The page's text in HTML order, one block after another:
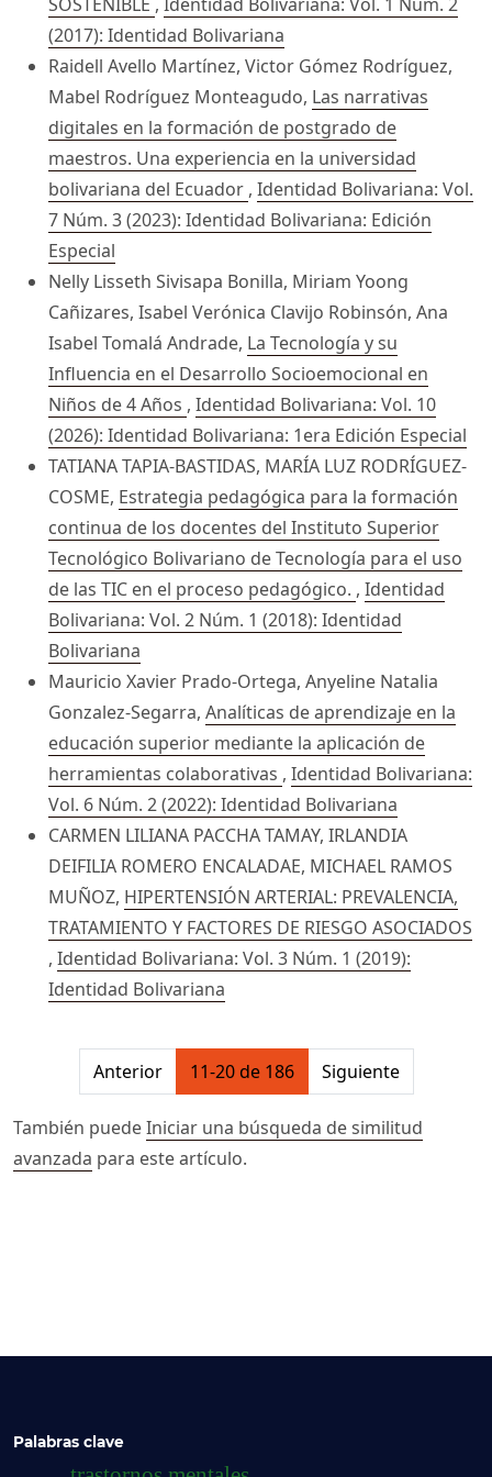
(2017): Identidad Bolivariana
Raidell Avello Martínez, Victor Gómez Rodríguez,
Mabel Rodríguez Monteagudo, Las narrativas
digitales en la formación de postgrado de
maestros. Una experiencia en la universidad
bolivariana del Ecuador , Identidad Bolivariana: Vol.
7 Núm. 3 (2023): Identidad Bolivariana: Edición
Especial
Nelly Lisseth Sivisapa Bonilla, Miriam Yoong
Cañizares, Isabel Verónica Clavijo Robinsón, Ana
Isabel Tomalá Andrade, La Tecnología y su
Influencia en el Desarrollo Socioemocional en
Niños de 4 Años , Identidad Bolivariana: Vol. 10
(2026): Identidad Bolivariana: 1era Edición Especial
TATIANA TAPIA-BASTIDAS, MARÍA LUZ RODRÍGUEZ-
COSME, Estrategia pedagógica para la formación
continua de los docentes del Instituto Superior
Tecnológico Bolivariano de Tecnología para el uso
de las TIC en el proceso pedagógico. , Identidad
Bolivariana: Vol. 2 Núm. 1 (2018): Identidad
Bolivariana
Mauricio Xavier Prado-Ortega, Anyeline Natalia
Gonzalez-Segarra, Analíticas de aprendizaje en la
educación superior mediante la aplicación de
herramientas colaborativas , Identidad Bolivariana:
Vol. 6 Núm. 2 (2022): Identidad Bolivariana
CARMEN LILIANA PACCHA TAMAY, IRLANDIA
DEIFILIA ROMERO ENCALADAE, MICHAEL RAMOS
MUÑOZ, HIPERTENSIÓN ARTERIAL: PREVALENCIA,
TRATAMIENTO Y FACTORES DE RIESGO ASOCIADOS
, Identidad Bolivariana: Vol. 3 Núm. 1 (2019):
Identidad Bolivariana
##issue.pagination##
Anterior 11-20 de 186 Siguiente
También puedeIniciar una búsqueda de similitud
avanzada para este artículo.
Palabras clave